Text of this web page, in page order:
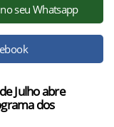
seu Whatsapp
Julho abre
dos